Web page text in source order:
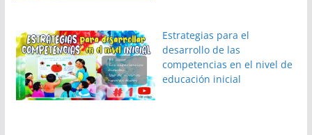
Estrategias para el
desarrollo de las
competencias en el nivel de
educación inicial